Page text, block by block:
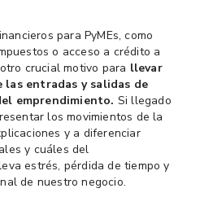
para PyMEs, como
o acceso a crédito a
crucial motivo para llevar
entradas y salidas de
emprendimiento. Si llegado
los movimientos de la
y a diferenciar
y cuáles del
estrés, pérdida de tiempo y
de nuestro negocio.